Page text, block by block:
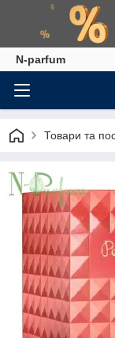
N-parfum
Товари та